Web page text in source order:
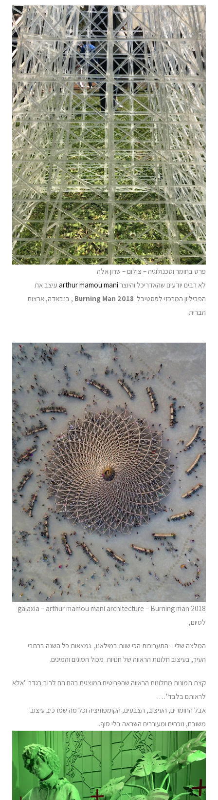
פרט בחומר וטכנולוגיה – צילום – שרון אלה
לא רבים יודעים שהאדריכל והיוצר arthur mamou mani עיצב את
הפביליון המרכזי לפסטיבל
, בנבאדה, ארצות
הברית.
galaxia – arthur mamou mani architecture – Burning man 2018
לסיום,
המלצה שלי – התערוכות הכי שוות במילאנו, נמצאות כל השנה ברחבי
העיר, בעיצוב חלונות הראווה של חנויות מכול הסוגים והמינים.
קצת תמונות מחלונות הראווה שהפריטים המוצגים בהם הם לרוב בגדר "אלא
לראותם בלבד"….
אבל החומרים, העיצוב, הצבעים, הקומפוזיציה וכל מה שמרכיב עיצוב
משובח, נוכחים ומעוררים השראה בלי סוף.